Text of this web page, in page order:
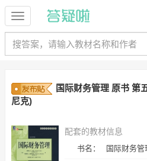
国际财务管理 原书 第
尼克)
配套的教材信息
书名： 国际财务